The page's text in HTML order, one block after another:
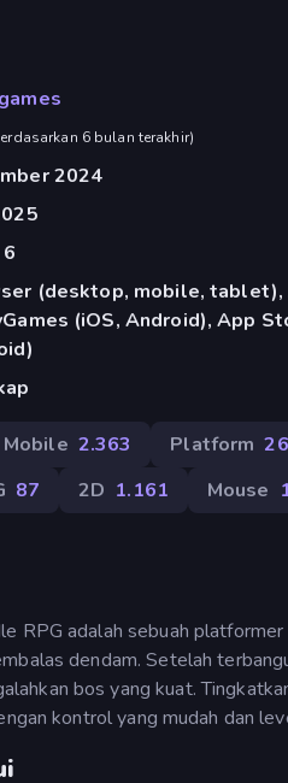
6 bulan terakhir)
2024
(desktop, mobile, tablet),
(iOS, Android), App
Mobile 2.363 Platform
87 2D 1.161 Mouse
RPG adalah sebuah
dendam. Setelah
bos yang kuat.
kontrol yang mudah dan